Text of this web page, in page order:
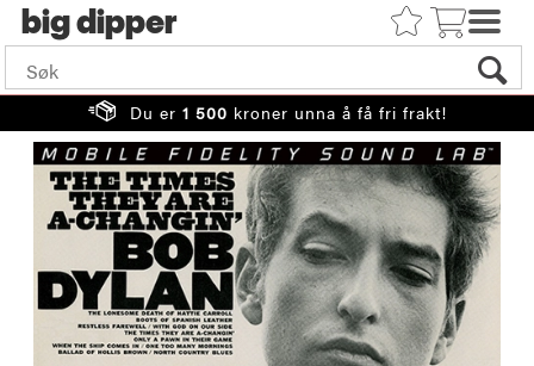
big
Du er 1 500 kroner unna å få fri frakt!